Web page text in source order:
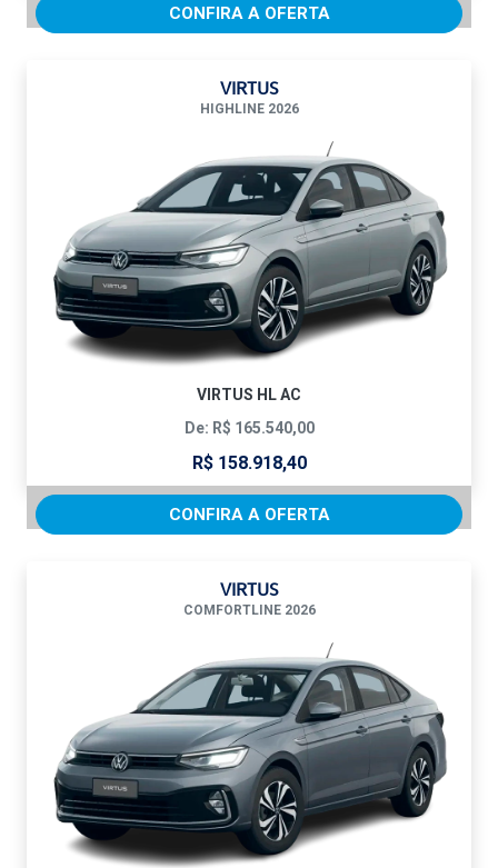
CONFIRA A OFERTA
VIRTUS
HIGHLINE 2026
VIRTUS HL AC
De: R$ 165.540,00
R$ 158.918,40
CONFIRA A OFERTA
VIRTUS
COMFORTLINE 2026